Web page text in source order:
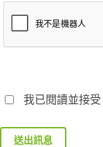
我已閱讀並接受
送出訊息